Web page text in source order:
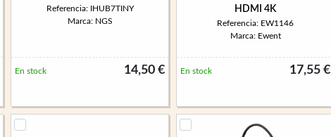
Referencia: IHUB7TINY
Marca: NGS
14,50 €
En stock
HDMI 4K
Referencia: EW1146
Marca: Ewent
17,55 €
En stock